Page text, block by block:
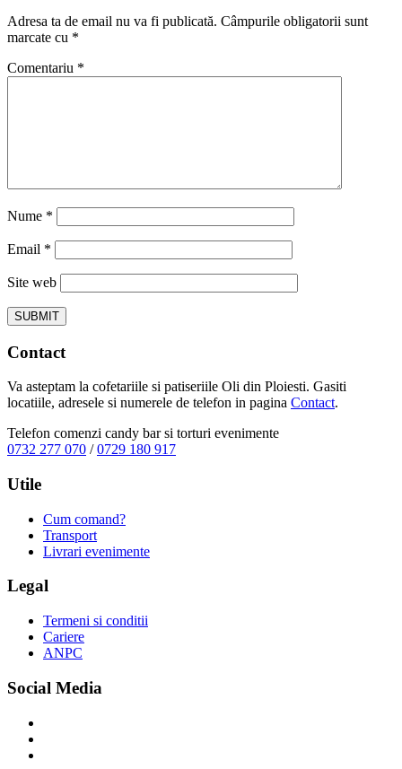
Adresa ta de email nu va fi publicată. Câmpurile obligatorii sunt
marcate cu *
Comentariu *
Nume *
Email *
Site web
Contact
Va asteptam la cofetariile si patiseriile Oli din Ploiesti. Gasiti
locatiile, adresele si numerele de telefon in pagina Contact.
Telefon comenzi candy bar si torturi evenimente
0732 277 070 /0729 180 917
Utile
Cum comand?
Transport
Livrari evenimente
Legal
Termeni si conditii
Cariere
ANPC
Social Media